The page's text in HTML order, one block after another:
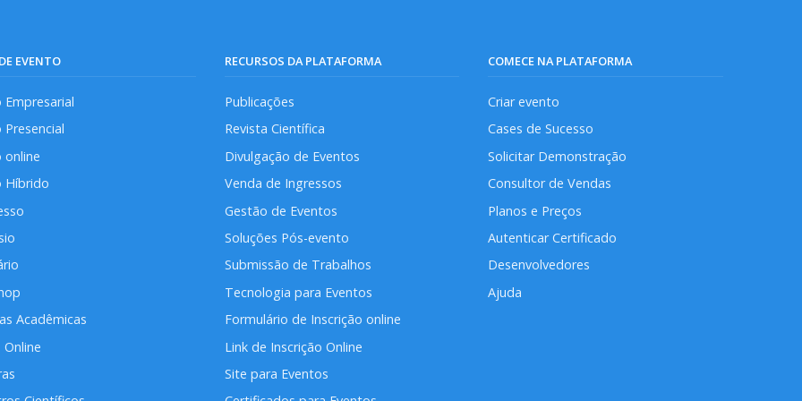
EVENTO
Empresarial
Presencial
online
Híbrido
Acadêmicas
Online
RECURSOS DA PLATAFORMA
Publicações
Revista Científica
Divulgação de Eventos
Venda de Ingressos
Gestão de Eventos
Soluções Pós-evento
Submissão de Trabalhos
Tecnologia para Eventos
Formulário de Inscrição online
Link de Inscrição Online
Site para Eventos
COMECE NA PLATAFORMA
Criar evento
Cases de Sucesso
Solicitar Demonstração
Consultor de Vendas
Planos e Preços
Autenticar Certificado
Desenvolvedores
Ajuda